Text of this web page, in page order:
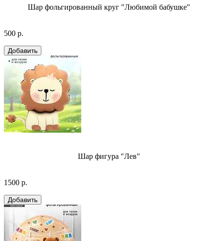
Шар фольгированный круг "Любимой бабушке"
500 р.
Шар фигура "Лев"
1500 р.